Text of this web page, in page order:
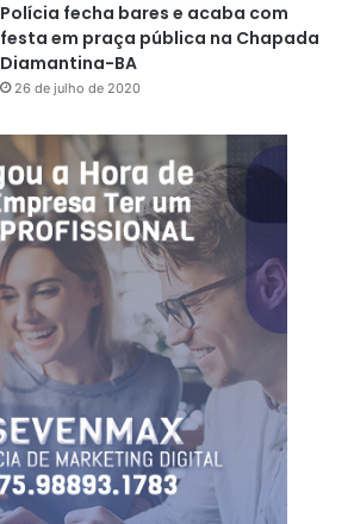
Polícia fecha bares e acaba com
festa em praça pública na Chapada
Diamantina-BA
26 de julho de 2020